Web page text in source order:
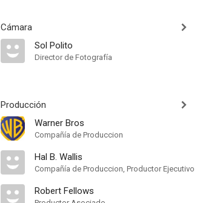
Cámara
Sol Polito
Director de Fotografía
Producción
Warner Bros
Compañía de Produccion
Hal B. Wallis
Compañía de Produccion, Productor Ejecutivo
Robert Fellows